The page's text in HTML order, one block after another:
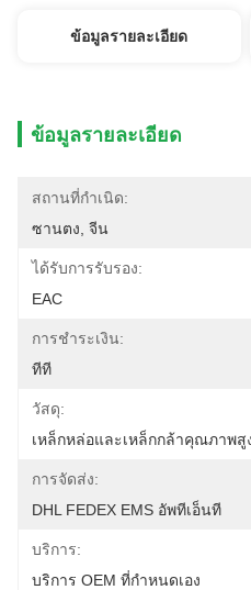
ข้อมูลรายละเอียด
ข้อมูลรายละเอียด
สถานที่กำเนิด:
ซานตง, จีน
ได้รับการรับรอง:
EAC
การชำระเงิน:
ทีที
วัสดุ:
เหล็กหล่อและเหล็กกล้าคุณภาพสู
การจัดส่ง:
DHL FEDEX EMS อัพทีเอ็นที
บริการ:
บริการ OEM ที่กำหนดเอง